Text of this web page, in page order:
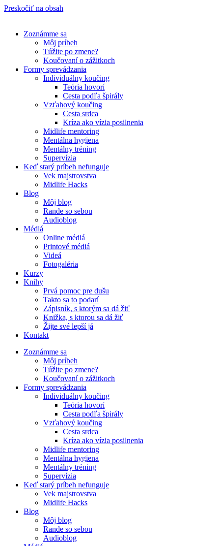
Preskočiť na obsah
Zoznámme sa
Môj príbeh
Túžite po zmene?
Koučovaní o zážitkoch
Formy sprevádzania
Individuálny koučing
Teória hovorí
Cesta podľa špirály
Vzťahový koučing
Cesta srdca
Kríza ako vízia posilnenia
Midlife mentoring
Mentálna hygiena
Mentálny tréning
Supervízia
Keď starý príbeh nefunguje
Vek majstrovstva
Midlife Hacks
Blog
Môj blog
Rande so sebou
Audioblog
Médiá
Online médiá
Printové médiá
Videá
Fotogaléria
Kurzy
Knihy
Prvá pomoc pre dušu
Takto sa to podarí
Zápisník, s ktorým sa dá žiť
Knižka, s ktorou sa dá žiť
Žijte své lepší já
Kontakt
Zoznámme sa
Môj príbeh
Túžite po zmene?
Koučovaní o zážitkoch
Formy sprevádzania
Individuálny koučing
Teória hovorí
Cesta podľa špirály
Vzťahový koučing
Cesta srdca
Kríza ako vízia posilnenia
Midlife mentoring
Mentálna hygiena
Mentálny tréning
Supervízia
Keď starý príbeh nefunguje
Vek majstrovstva
Midlife Hacks
Blog
Môj blog
Rande so sebou
Audioblog